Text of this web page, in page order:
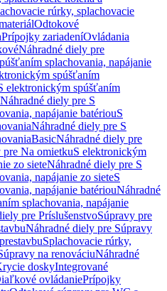
rúrky, splachovacie
Odtokové
Prípojky zariadeníOvládania
Náhradné diely pre
splachovania, napájanie
spúšťaním
elektronickým spúšťaním
Náhradné diely pre S
napájanie batériouS
Náhradné diely pre S
BasicNáhradné diely pre
Na omietkuS elektronickým
zo sieteNáhradné diely pre S
napájanie zo sieteS
napájanie batériouNáhradné
splachovania, napájanie
pre PríslušenstvoSúpravy pre
Náhradné diely pre Súpravy
Splachovacie rúrky,
na renováciuNáhradné
doskyIntegrované
ovládaniePrípojky